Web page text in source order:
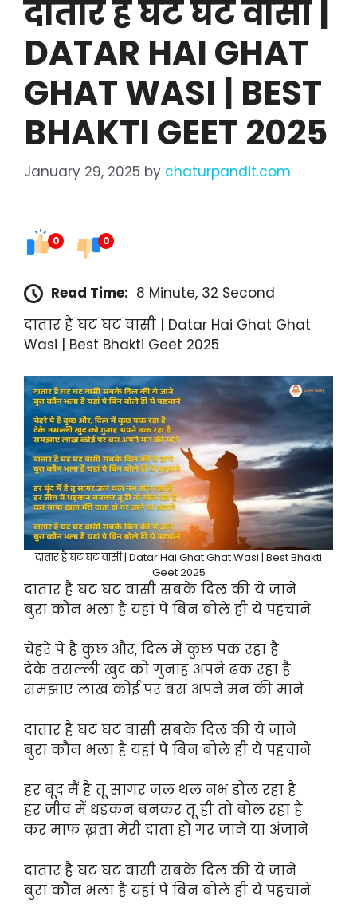
दातार है घट घट वासी |
DATAR HAI GHAT
GHAT WASI | BEST
BHAKTI GEET 2025
January 29, 2025 by chaturpandit.com
0 0
Read Time: 8 Minute, 32 Second
दातार है घट घट वासी | Datar Hai Ghat Ghat
Wasi | Best Bhakti Geet 2025
दातार है घट घट वासी | Datar Hai Ghat Ghat Wasi | Best Bhakti
Geet 2025
दातार है घट घट वासी सबके दिल की ये जाने
बुरा कौन भला है यहां पे बिन बोले ही ये पहचाने
चेहरे पे है कुछ और, दिल में कुछ पक रहा है
देके तसल्ली खुद को गुनाह अपने ढक रहा है
समझाए लाख कोई पर बस अपने मन की माने
दातार है घट घट वासी सबके दिल की ये जाने
बुरा कौन भला है यहां पे बिन बोले ही ये पहचाने
हर बूंद मैं है तू सागर जल थल नभ डोल रहा है
हर जीव में धड़कन बनकर तू ही तो बोल रहा है
कर माफ ख़ता मेरी दाता हो गर जाने या अंजाने
दातार है घट घट वासी सबके दिल की ये जाने
बुरा कौन भला है यहां पे बिन बोले ही ये पहचाने